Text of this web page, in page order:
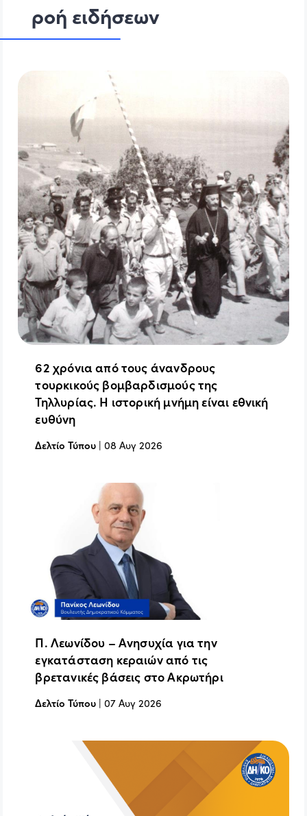
ροή ειδήσεων
62 χρόνια από τους άνανδρους
τουρκικούς βομβαρδισμούς της
Τηλλυρίας. Η ιστορική μνήμη είναι εθνική
ευθύνη
Δελτίο Τύπου |08 Αυγ 2026
Π. Λεωνίδου – Ανησυχία για την
εγκατάσταση κεραιών από τις
βρετανικές βάσεις στο Ακρωτήρι
Δελτίο Τύπου |07 Αυγ 2026